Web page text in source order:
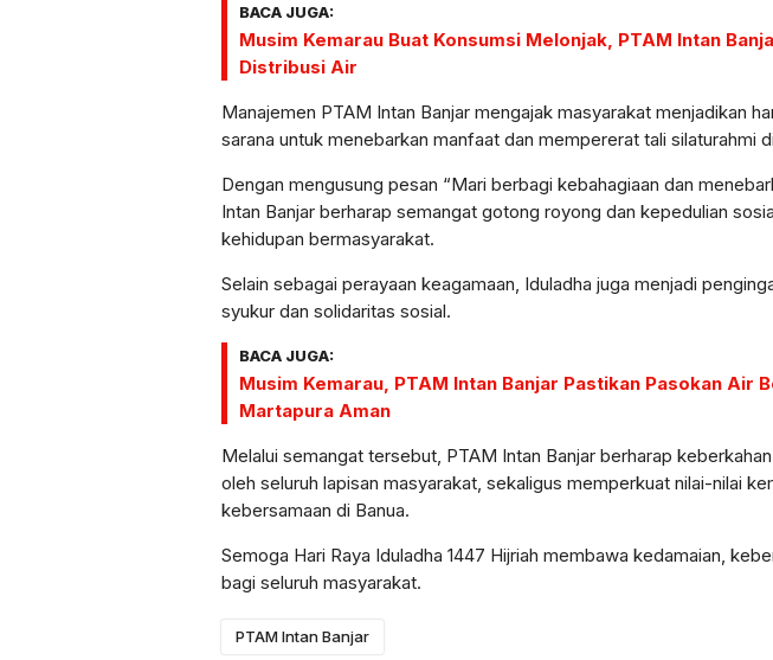
BACA JUGA:
Musim Kemarau Buat Konsumsi Melonjak, PTAM Intan
Distribusi Air
Manajemen PTAM Intan Banjar mengajak masyarakat menjadikan
sarana untuk menebarkan manfaat dan mempererat tali silaturahmi
Dengan mengusung pesan “Mari berbagi kebahagiaan dan
Intan Banjar berharap semangat gotong royong dan kepedulian
kehidupan bermasyarakat.
Selain sebagai perayaan keagamaan, Iduladha juga menjadi
syukur dan solidaritas sosial.
BACA JUGA:
Musim Kemarau, PTAM Intan Banjar Pastikan Pasokan Air
Martapura Aman
Melalui semangat tersebut, PTAM Intan Banjar berharap
oleh seluruh lapisan masyarakat, sekaligus memperkuat nilai-nilai
kebersamaan di Banua.
Semoga Hari Raya Iduladha 1447 Hijriah membawa kedamaian,
bagi seluruh masyarakat.
PTAM Intan Banjar